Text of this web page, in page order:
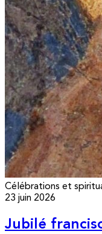
Célébrations et
23 juin 2026
Jubilé